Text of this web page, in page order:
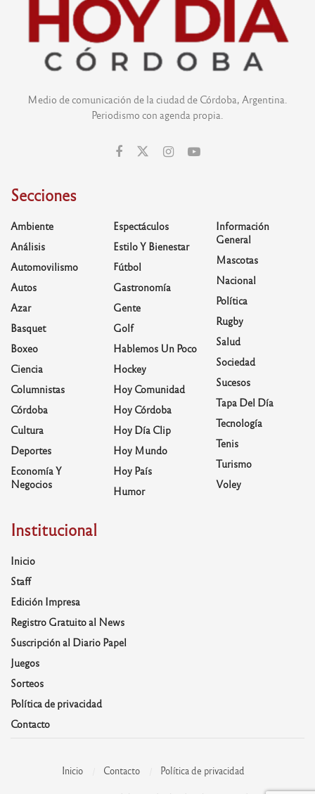
Medio de comunicación de la ciudad de Córdoba, Argentina.
Periodismo con agenda propia.
Secciones
Ambiente
Análisis
Automovilismo
Autos
Azar
Basquet
Boxeo
Ciencia
Columnistas
Córdoba
Cultura
Deportes
Economía Y
Negocios
Espectáculos
Estilo Y Bienestar
Fútbol
Gastronomía
Gente
Golf
Hablemos Un Poco
Hockey
Hoy Comunidad
Hoy Córdoba
Hoy Día Clip
Hoy Mundo
Hoy País
Humor
Información
General
Mascotas
Nacional
Política
Rugby
Salud
Sociedad
Sucesos
Tapa Del Día
Tecnología
Tenis
Turismo
Voley
Institucional
Inicio
Staff
Edición Impresa
Registro Gratuito al News
Suscripción al Diario Papel
Juegos
Sorteos
Política de privacidad
Contacto
Inicio Contacto Política de privacidad